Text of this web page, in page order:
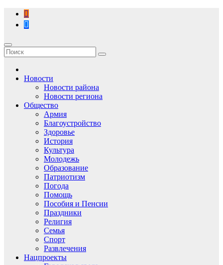
Перейти
содержимому
Новости
Новости района
Новости региона
Общество
Армия
Благоустройство
Здоровье
История
Культура
Молодежь
Образование
Патриотизм
Погода
Помощь
Пособия и Пенсии
Праздники
Религия
Семья
Спорт
Развлечения
Нацпроекты